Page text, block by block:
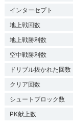
インターセプト
地上戦回数
地上戦勝利数
空中戦勝利数
ドリブル抜かれた回数
クリア回数
シュートブロック数
PK献上数